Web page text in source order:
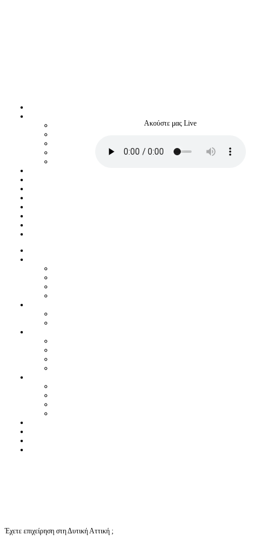
Ακούστε μας Live
Έχετε επιχείρηση στη Δυτική Αττική ;